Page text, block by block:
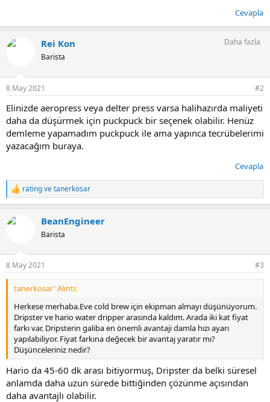
Cevapla
Rei Kon
Barista
Daha fazla
8 May 2021 #2
Elinizde aeropress veya delter press varsa halihazırda maliyeti
daha da düşürmek için puckpuck bir seçenek olabilir. Henüz
demleme yapamadım puckpuck ile ama yapınca tecrübelerimi
yazacağım buraya.
Cevapla
T
e
k
ratingvetanerkosar
BeanEngineer
Barista
8 May 2021 #3
tanerkosar' Alıntı:
Herkese merhaba.Eve cold brew için ekipman almayı düşünüyorum.
Dripster ve hario water dripper arasında kaldım. Arada iki kat fiyat
farkı var. Dripsterin galiba en önemli avantaji damla hızı ayarı
yapılabiliyor. Fiyat farkına değecek bir avantaj yaratır mı?
Düşünceleriniz nedir?
Hario da 45-60 dk arası bitiyormuş, Dripster da belki süresel
anlamda daha uzun sürede bittiğinden çözünme açısından
daha avantajlı olabilir.